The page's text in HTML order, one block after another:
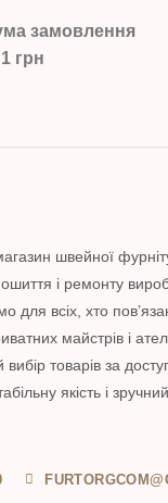
замовлення
грн
швейної
і ремонту
для всіх, хто
майстрів і
товарів за
якість і зручний